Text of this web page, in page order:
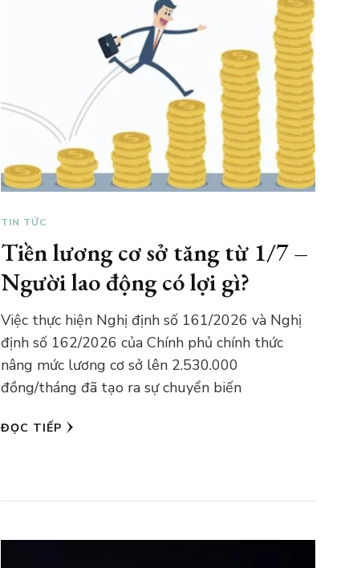
TIN TỨC
Tiền lương cơ sở tăng từ 1/7 –
Người lao động có lợi gì?
Việc thực hiện Nghị định số 161/2026 và Nghị
định số 162/2026 của Chính phủ chính thức
nâng mức lương cơ sở lên 2.530.000
đồng/tháng đã tạo ra sự chuyển biến
ĐỌC TIẾP